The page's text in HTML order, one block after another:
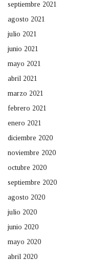
septiembre 2021
agosto 2021
julio 2021
junio 2021
mayo 2021
abril 2021
marzo 2021
febrero 2021
enero 2021
diciembre 2020
noviembre 2020
octubre 2020
septiembre 2020
agosto 2020
julio 2020
junio 2020
mayo 2020
abril 2020